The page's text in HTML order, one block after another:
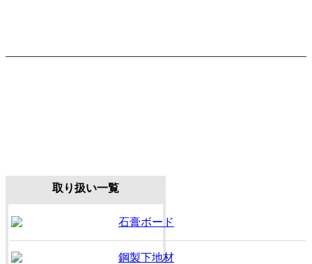
取り扱い一覧
石膏ボード
鋼製下地材